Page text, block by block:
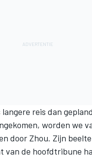
langere reis dan
worden we
door Zhou. Zijn
van de hoofdtribune